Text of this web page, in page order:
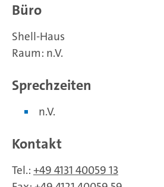
Büro
Shell-Haus
Raum: n.V.
Sprechzeiten
n.V.
Kontakt
Tel.: +49 4131 40059 13